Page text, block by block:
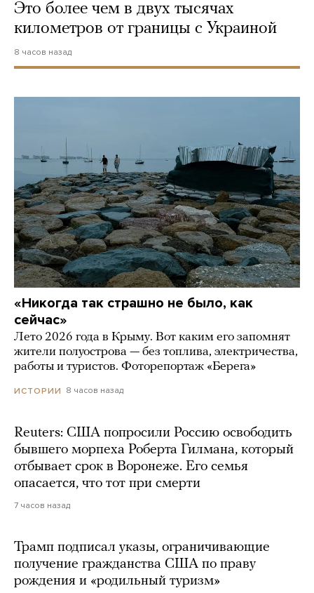
Это более чем в двух тысячах
километров от границы с Украиной
8 часов назад
«Никогда так страшно не было, как
сейчас»
Лето 2026 года в Крыму. Вот каким его запомнят
жители полуострова — без топлива, электричества,
работы и туристов. Фоторепортаж «Берега»
ИСТОРИИ 8 часов назад
Reuters: США попросили Россию освободить
бывшего морпеха Роберта Гилмана, который
отбывает срок в Воронеже. Его семья
опасается, что тот при смерти
7 часов назад
Трамп подписал указы, ограничивающие
получение гражданства США по праву
рождения и «родильный туризм»